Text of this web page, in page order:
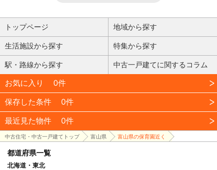
トップページ 地域から探す
生活施設から探す 特集から探す
駅・路線から探す 中古一戸建てに関するコラム
お気に入り
0件
保存した条件
0件
最近見た物件
0件
中古住宅・中古一戸建てトップ 富山県 富山県の保育園近く
都道府県一覧
北海道・東北